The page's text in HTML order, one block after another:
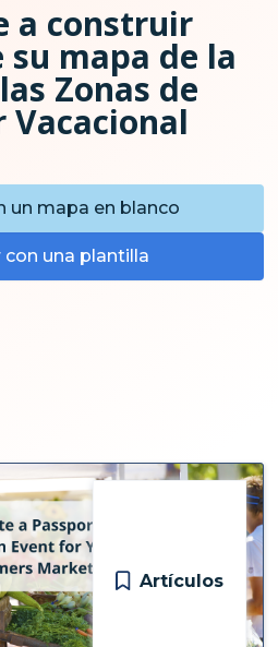
a construir
mapa de la
Zonas de
con una plantilla
un mapa en blanco
Artículos